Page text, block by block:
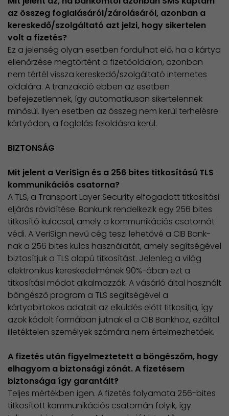
az összeg foglalásáról/zárolásáról, azonban a
kereskedő/szolgáltató azt jelzi, hogy sikertelen
volt a fizetés?
Ez a jelenség olyan esetben fordulhat elő, ha a kártya
ellenőrzése megtörtént a fizetőoldalon, azonban
nem tértél vissza kereskedő/szolgáltató internetes
oldalára. A tranzakció ebben az esetben
befejezetlennek, így automatikusan sikertelennek
minősül. Ilyen esetben az összeg nem kerül terhelésre
kártyádon, a foglalás feloldásra kerül.
BIZTONSÁG
Mit jelent a VeriSign és a 256 bites titkosítású TLS
kommunikációs csatorna?
A TLS, a Transport Layer Security elfogadott titkosítási
eljárás rövidítése. Bankunk rendelkezik egy 256 bites
titkosító kulccsal, amely a kommunikációs csatornát
védi. A VeriSign nevű cég teszi lehetővé a CIB Bank-
nak a 256 bites kulcs használatát, amely segítségével
biztosítjuk a TLS alapú titkosítást. Jelenleg a világ
elektronikus kereskedelmének 90%-ában ezt a
titkosítási módot alkalmazzák. A vásárló által használt
böngésző program a TLS segítségével a
kártyabirtokos adatait az elküldés előtt titkosítja, így
azok kódolt formában jutnak el a CIB Bankhoz, ezáltal
illetéktelen személyek számára nem értelmezhetőek.
A fizetés után figyelmeztetett a böngészőm, hogy
elhagyom a biztonsági zónát. A fizetésem
biztonsága így garantált?
Teljes mértékben igen. A fizetés folyamata 256-bites
titkosított kommunikációs csatornán folyik, így